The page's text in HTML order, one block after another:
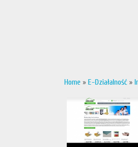
Home » E-Działalność »